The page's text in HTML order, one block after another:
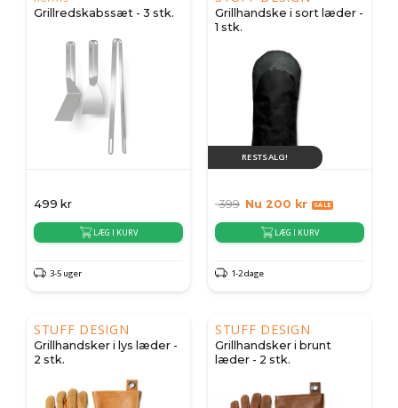
Grillredskabssæt - 3 stk.
499 kr
LÆG I KURV
3-5 uger
Grillhandske i sort læder -
1 stk.
RESTSALG!
399 Nu 200 kr
LÆG I KURV
1-2 dage
STUFF DESIGN
Grillhandsker i lys læder -
2 stk.
STUFF DESIGN
Grillhandsker i brunt
læder - 2 stk.